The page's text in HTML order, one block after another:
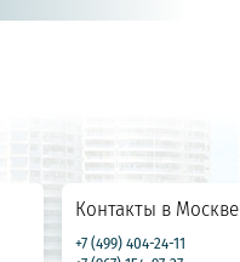
Контакты в Москве
+7 (499) 404-24-11